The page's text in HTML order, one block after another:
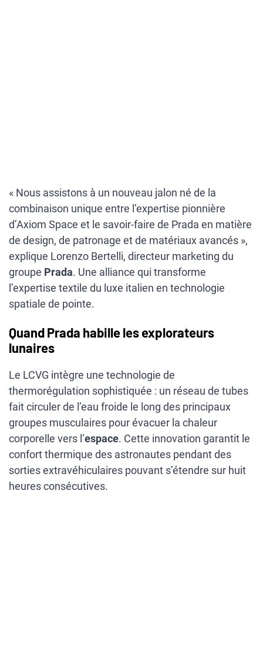
« Nous assistons à un nouveau jalon né de la
combinaison unique entre l’expertise pionnière
d’Axiom Space et le savoir-faire de Prada en matière
de design, de patronage et de matériaux avancés »,
explique Lorenzo Bertelli, directeur marketing du
groupe Prada. Une alliance qui transforme
l’expertise textile du luxe italien en technologie
spatiale de pointe.
Quand Prada habille les explorateurs
lunaires
Le LCVG intègre une technologie de
thermorégulation sophistiquée : un réseau de tubes
fait circuler de l’eau froide le long des principaux
groupes musculaires pour évacuer la chaleur
corporelle vers l’espace. Cette innovation garantit le
confort thermique des astronautes pendant des
sorties extravéhiculaires pouvant s’étendre sur huit
heures consécutives.